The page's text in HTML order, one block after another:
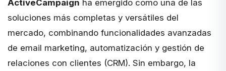
ActiveCampaign ha emergido como una de las
soluciones más completas y versátiles del
mercado, combinando funcionalidades avanzadas
de email marketing, automatización y gestión de
relaciones con clientes (CRM). Sin embargo, la